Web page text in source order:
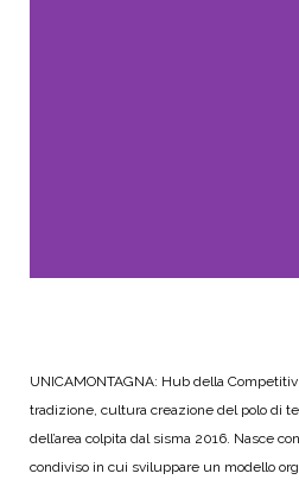
UNICAMONTAGNA: Hub della
tradizione, cultura creazione del polo di
dell’area colpita dal sisma 2016. Nasce
condiviso in cui sviluppare un modello